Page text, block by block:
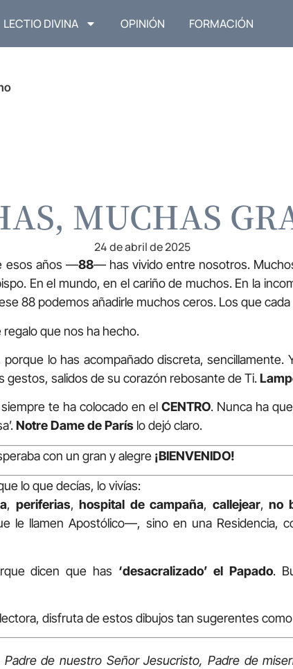
LECTIO DIVINA OPINIÓN FORMACIÓN
MUCHAS
24 de abril de 2025
esos años —88— has vivido entre nosotros.
En el mundo, en el cariño de muchos. En la
88 podemos añadirle muchos ceros. Los que
regalo que nos ha hecho.
porque lo has acompañado discreta,
gestos, salidos de su corazón rebosante de Ti.
te ha colocado en el CENTRO. Nunca ha
Notre Dame de París lo dejó claro.
con un gran y alegre ¡BIENVENIDO!
lo que decías, lo vivías:
, periferias, hospital de campaña, callejear, no
le llamen Apostólico—, sino en una Residencia,
dicen que has ‘desacralizado’ el Papado.
disfruta de estos dibujos tan sugerentes
Padre de nuestro Señor Jesucristo, Padre de